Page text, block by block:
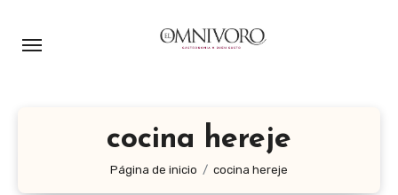
cocina hereje
Página de inicio cocina hereje